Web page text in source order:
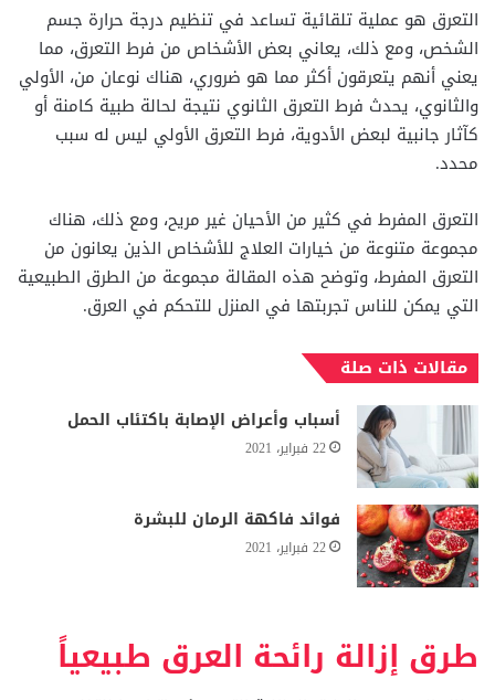
التعرق هو عملية تلقائية تساعد في تنظيم درجة حرارة جسم
الشخص، ومع ذلك، يعاني بعض الأشخاص من فرط التعرق، مما
يعني أنهم يتعرقون أكثر مما هو ضروري، هناك نوعان من، الأولي
والثانوي، يحدث فرط التعرق الثانوي نتيجة لحالة طبية كامنة أو
كآثار جانبية لبعض الأدوية، فرط التعرق الأولي ليس له سبب
محدد.
التعرق المفرط في كثير من الأحيان غير مريح، ومع ذلك، هناك
مجموعة متنوعة من خيارات العلاج للأشخاص الذين يعانون من
التعرق المفرط، وتوضح هذه المقالة مجموعة من الطرق الطبيعية
التي يمكن للناس تجربتها في المنزل للتحكم في العرق.
مقالات ذات صلة
أسباب وأعراض الإصابة باكتئاب الحمل
22 فبراير، 2021
فوائد فاكهة الرمان للبشرة
22 فبراير، 2021
طرق إزالة رائحة العرق طبيعياً